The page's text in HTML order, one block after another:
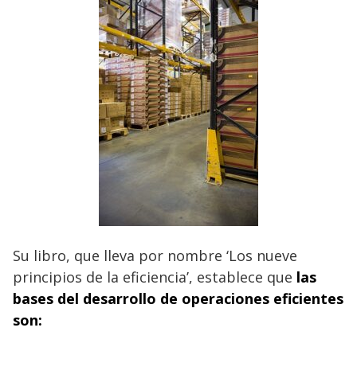
Su libro, que lleva por nombre ‘Los nueve
principios de la eficiencia’, establece que las
bases del desarrollo de operaciones eficientes
son: